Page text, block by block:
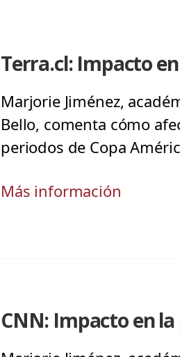
Terra.cl: Impacto
Marjorie Jiménez,
Bello, comenta cómo
periodos de Copa
Más información
CNN: Impacto en